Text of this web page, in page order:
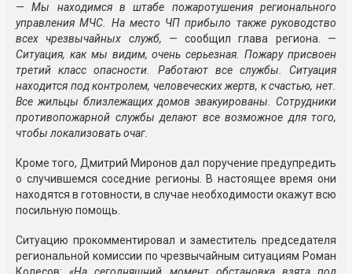
— Мы находимся в штабе пожаротушения регионального
управления МЧС. На место ЧП прибыло также руководство
всех чрезвычайных служб, — сообщил глава региона. —
Ситуация, как мы видим, очень серьезная. Пожару присвоен
третий класс опасности. Работают все службы. Ситуация
находится под контролем, человеческих жертв, к счастью, нет.
Все жильцы близлежащих домов эвакуированы. Сотрудники
противопожарной службы делают все возможное для того,
чтобы локализовать очаг.
Кроме того, Дмитрий Миронов дал поручение предупредить
о случившемся соседние регионы. В настоящее время они
находятся в готовности, в случае необходимости окажут всю
посильную помощь.
Ситуацию прокомментировал и заместитель председателя
региональной комиссии по чрезвычайным ситуациям Роман